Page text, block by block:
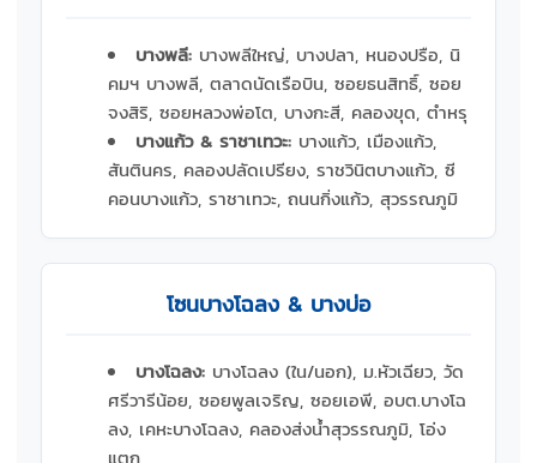
บางพลี:บางพลีใหญ่, บางปลา, หนองปรือ, นิ
คมฯ บางพลี, ตลาดนัดเรือบิน, ซอยธนสิทธิ์, ซอย
จงสิริ, ซอยหลวงพ่อโต, บางกะสี, คลองขุด, ตำหรุ
บางแก้ว & ราชาเทวะ:บางแก้ว, เมืองแก้ว,
สันตินคร, คลองปลัดเปรียง, ราชวินิตบางแก้ว, ซี
คอนบางแก้ว, ราชาเทวะ, ถนนกิ่งแก้ว, สุวรรณภูมิ
โซนบางโฉลง & บางบ่อ
บางโฉลง:บางโฉลง (ใน/นอก), ม.หัวเฉียว, วัด
ศรีวารีน้อย, ซอยพูลเจริญ, ซอยเอพี, อบต.บางโฉ
ลง, เคหะบางโฉลง, คลองส่งน้ำสุวรรณภูมิ, โอ่ง
แตก